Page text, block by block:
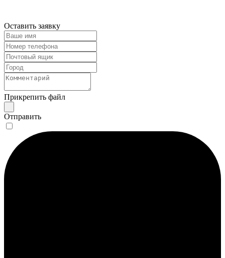
Оставить заявку
Прикрепить файл
Отправить